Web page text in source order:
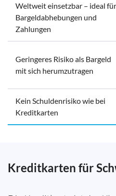
Weltweit einsetzbar – ideal für
Bargeldabhebungen und
Zahlungen
Geringeres Risiko als Bargeld
mit sich herumzutragen
Kein Schuldenrisiko wie bei
Kreditkarten
Kreditkarten für